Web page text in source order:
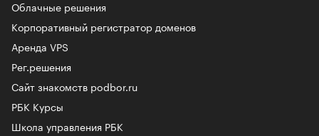
Облачные решения
Корпоративный регистратор доменов
Аренда VPS
Рег.решения
Сайт знакомств podbor.ru
РБК Курсы
Школа управления РБК